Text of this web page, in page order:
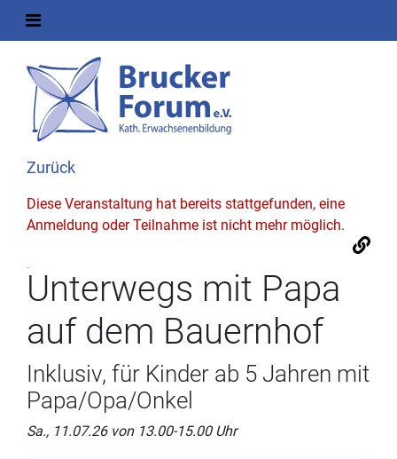
Zurück
Diese Veranstaltung hat bereits stattgefunden, eine
Anmeldung oder Teilnahme ist nicht mehr möglich.
Unterwegs mit Papa
auf dem Bauernhof
Inklusiv, für Kinder ab 5 Jahren mit
Papa/Opa/Onkel
Sa., 11.07.26 von 13.00-15.00 Uhr